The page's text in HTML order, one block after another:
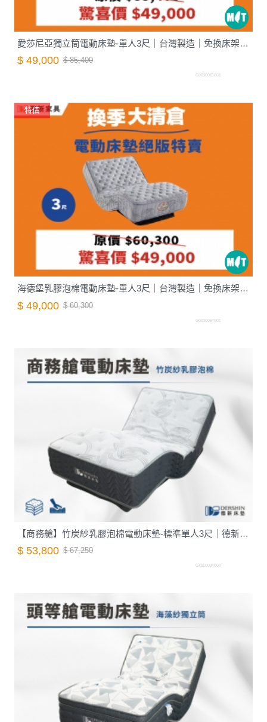
愛莎尼亞獨立筒電動床墊-單人3尺｜台灣製造｜免換床架｜4段關節調節｜德新床墊
$ 49,000 $ 85,400
G0030065001
特價
海德堡乳膠泡棉電動床墊-單人3尺｜台灣製造｜免換床架｜4段關節調節｜德新床墊
$ 49,000 $ 60,300
G0030064001
【商務艙】竹炭紗乳膠泡棉電動床墊-標準單人3尺｜德新床墊
$ 53,800 $ 67,250
G0110034000